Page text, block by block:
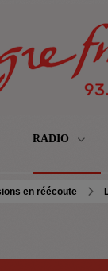
RADIO
en réécoute